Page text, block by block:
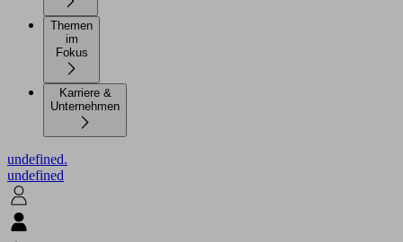
Themen
im
Karriere &
Unternehmen
undefined.
undefined